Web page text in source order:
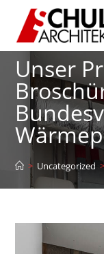
Unser
> Uncategorized >